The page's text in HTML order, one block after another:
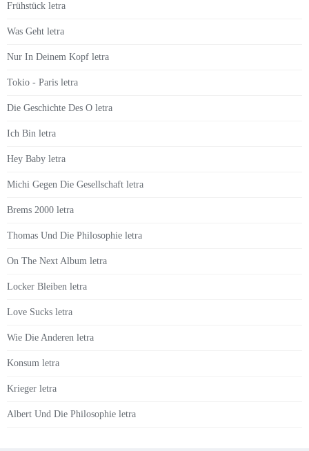
Frühstück letra
Was Geht letra
Nur In Deinem Kopf letra
Tokio - Paris letra
Die Geschichte Des O letra
Ich Bin letra
Hey Baby letra
Michi Gegen Die Gesellschaft letra
Brems 2000 letra
Thomas Und Die Philosophie letra
On The Next Album letra
Locker Bleiben letra
Love Sucks letra
Wie Die Anderen letra
Konsum letra
Krieger letra
Albert Und Die Philosophie letra